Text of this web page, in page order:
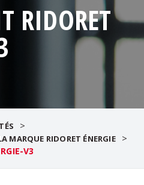
RIDORET
>
MARQUE RIDORET ÉNERGIE >
V3